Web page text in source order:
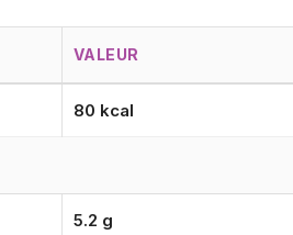
VALEUR
80 kcal
5.2 g